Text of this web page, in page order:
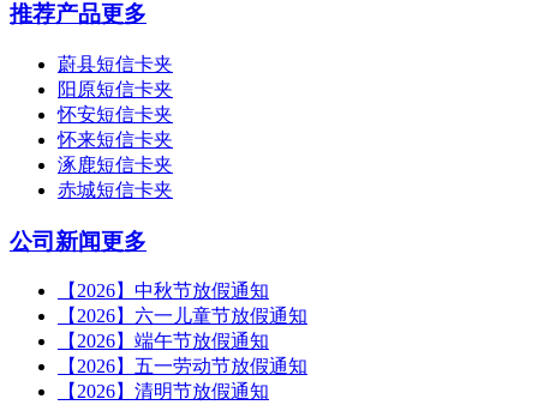
推荐产品更多
蔚县短信卡夹
阳原短信卡夹
怀安短信卡夹
怀来短信卡夹
涿鹿短信卡夹
赤城短信卡夹
公司新闻更多
【2026】中秋节放假通知
【2026】六一儿童节放假通知
【2026】端午节放假通知
【2026】五一劳动节放假通知
【2026】清明节放假通知